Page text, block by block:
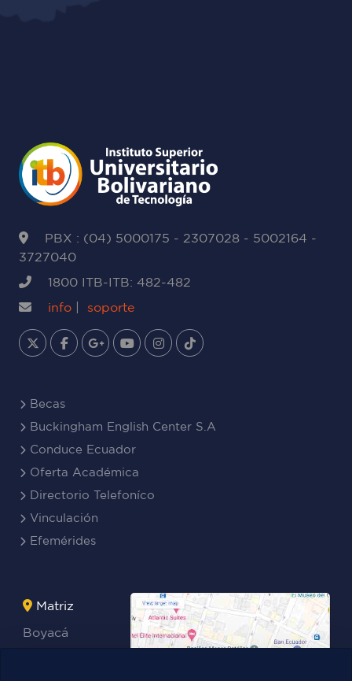
PBX : (04) 5000175 - 2307028 - 5002164 -
3727040
1800 ITB-ITB: 482-482
info
soporte
Becas
Buckingham English Center S.A
Conduce Ecuador
Oferta Académica
Directorio Telefoníco
Vinculación
Efemérides
Matriz
Boyacá